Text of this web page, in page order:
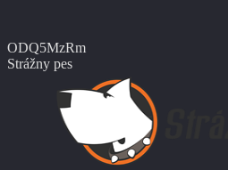
ODQ5MzRm
Strážny pes